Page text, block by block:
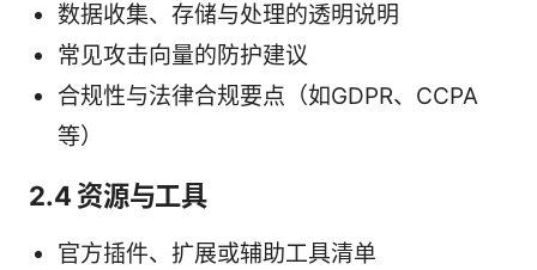
数据收集、存储与处理的透明说明
常见攻击向量的防护建议
合规性与法律合规要点（如GDPR、CCPA
等）
2.4 资源与工具
官方插件、扩展或辅助工具清单